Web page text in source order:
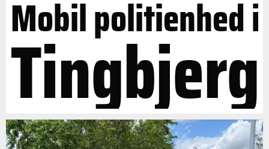
Mobil politienhed i
Tingbjerg